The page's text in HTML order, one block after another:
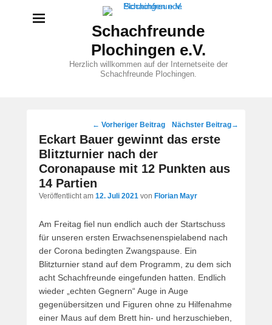
Schachfreunde
Plochingen e.V.
Herzlich willkommen auf der Internetseite der
Schachfreunde Plochingen.
Beitragsnavigation
← Vorheriger Beitrag Nächster Beitrag→
Eckart Bauer gewinnt das erste
Blitzturnier nach der
Coronapause mit 12 Punkten aus
14 Partien
Veröffentlicht am 12. Juli 2021 von Florian Mayr
Am Freitag fiel nun endlich auch der Startschuss
für unseren ersten Erwachsenenspielabend nach
der Corona bedingten Zwangspause. Ein
Blitzturnier stand auf dem Programm, zu dem sich
acht Schachfreunde eingefunden hatten. Endlich
wieder „echten Gegnern“ Auge in Auge
gegenübersitzen und Figuren ohne zu Hilfenahme
einer Maus auf dem Brett hin- und herzuschieben,